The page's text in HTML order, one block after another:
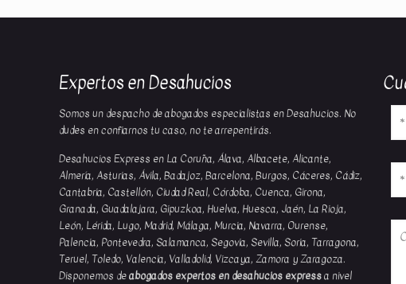
Expertos en Desahucios
Somos un despacho de abogados especialistas en Desahucios. No
dudes en confiarnos tu caso, no te arrepentirás.
Desahucios Express en La Coruña, Álava, Albacete, Alicante,
Almería, Asturias, Ávila, Badajoz, Barcelona, Burgos, Cáceres, Cádiz,
Cantabria, Castellón, Ciudad Real, Córdoba, Cuenca, Girona,
Granada, Guadalajara, Gipuzkoa, Huelva, Huesca, Jaén, La Rioja,
León, Lérida, Lugo, Madrid, Málaga, Murcia, Navarra, Ourense,
Palencia, Pontevedra, Salamanca, Segovia, Sevilla, Soria, Tarragona,
Teruel, Toledo, Valencia, Valladolid, Vizcaya, Zamora y Zaragoza.
Disponemos deabogados expertos en desahucios expressa nivel